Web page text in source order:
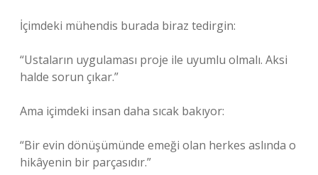
İçimdeki mühendis burada biraz tedirgin:
“Ustaların uygulaması proje ile uyumlu olmalı. Aksi
halde sorun çıkar.”
Ama içimdeki insan daha sıcak bakıyor:
“Bir evin dönüşümünde emeği olan herkes aslında o
hikâyenin bir parçasıdır.”